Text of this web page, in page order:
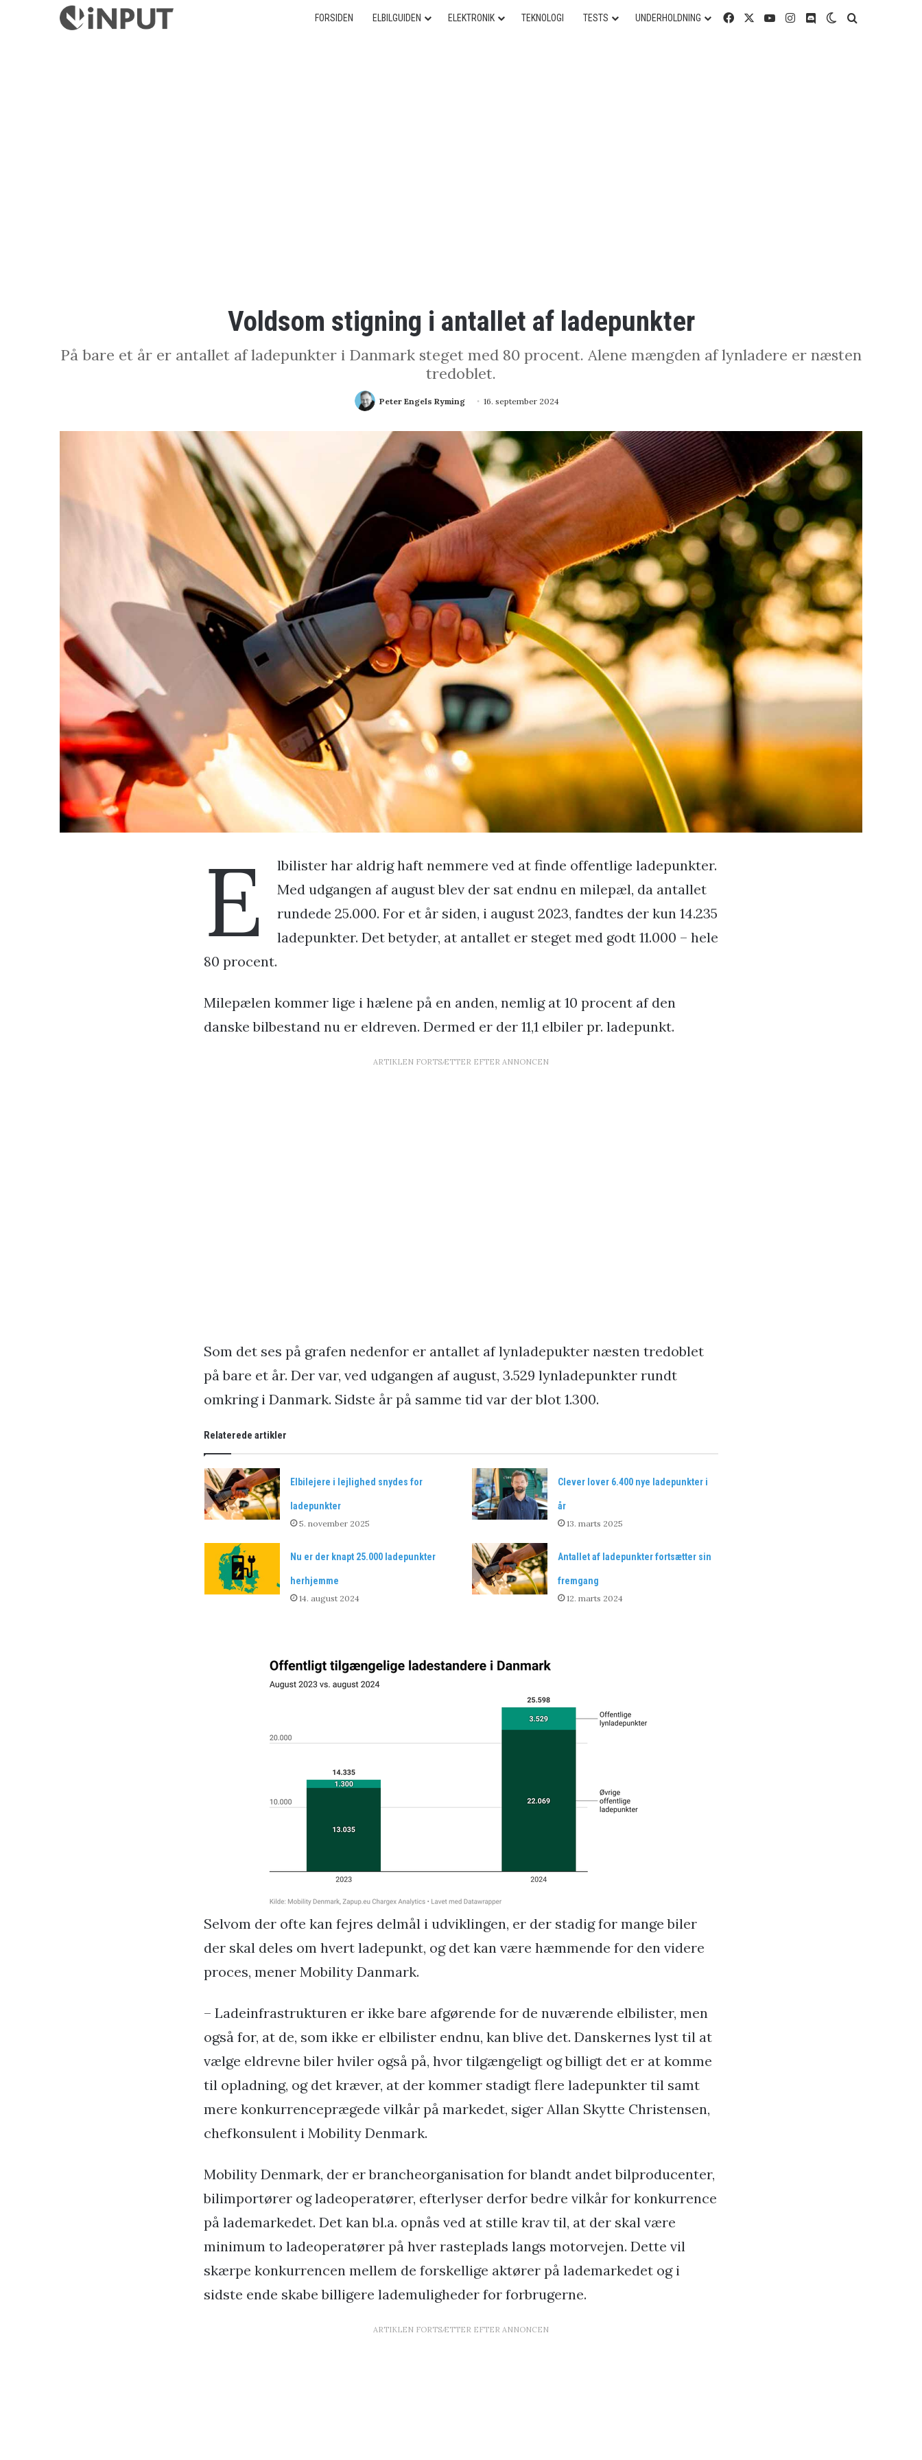
FORSIDEN ELBILGUIDEN ELEKTRONIK TEKNOLOGI TESTS UNDERHOLDNING FacebookYouTubeInstagram
DiscordSwitch skin
Voldsom stigning i antallet af ladepunkter
På bare et år er antallet af ladepunkter i Danmark steget med 80 procent. Alene mængden af lynladere er næsten
tredoblet.
Peter Engels Ryming 16. september 2024
E
lbilister har aldrig haft nemmere ved at finde offentlige ladepunkter.
Med udgangen af august blev der sat endnu en milepæl, da antallet
rundede 25.000. For et år siden, i august 2023, fandtes der kun 14.235
ladepunkter. Det betyder, at antallet er steget med godt 11.000 – hele
80 procent.
Milepælen kommer lige i hælene på en anden, nemlig at 10 procent af den
danske bilbestand nu er eldreven. Dermed er der 11,1 elbiler pr. ladepunkt.
ARTIKLEN FORTSÆTTER EFTER ANNONCEN
Som det ses på grafen nedenfor er antallet af lynladepukter næsten tredoblet
på bare et år. Der var, ved udgangen af august, 3.529 lynladepunkter rundt
omkring i Danmark. Sidste år på samme tid var der blot 1.300.
Relaterede artikler
Elbilejere i lejlighed snydes for
ladepunkter
5. november 2025
Clever lover 6.400 nye ladepunkter i
år
13. marts 2025
Nu er der knapt 25.000 ladepunkter
herhjemme
14. august 2024
Antallet af ladepunkter fortsætter sin
fremgang
12. marts 2024
Selvom der ofte kan fejres delmål i udviklingen, er der stadig for mange biler
der skal deles om hvert ladepunkt, og det kan være hæmmende for den videre
proces, mener Mobility Danmark.
– Ladeinfrastrukturen er ikke bare afgørende for de nuværende elbilister, men
også for, at de, som ikke er elbilister endnu, kan blive det. Danskernes lyst til at
vælge eldrevne biler hviler også på, hvor tilgængeligt og billigt det er at komme
til opladning, og det kræver, at der kommer stadigt flere ladepunkter til samt
mere konkurrenceprægede vilkår på markedet, siger Allan Skytte Christensen,
chefkonsulent i Mobility Denmark.
Mobility Denmark, der er brancheorganisation for blandt andet bilproducenter,
bilimportører og ladeoperatører, efterlyser derfor bedre vilkår for konkurrence
på lademarkedet. Det kan bl.a. opnås ved at stille krav til, at der skal være
minimum to ladeoperatører på hver rasteplads langs motorvejen. Dette vil
skærpe konkurrencen mellem de forskellige aktører på lademarkedet og i
sidste ende skabe billigere lademuligheder for forbrugerne.
ARTIKLEN FORTSÆTTER EFTER ANNONCEN